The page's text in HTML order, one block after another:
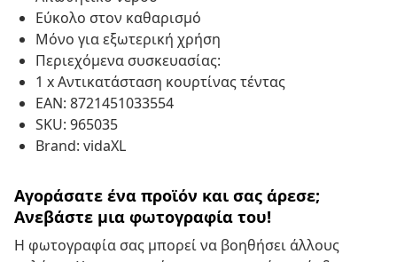
Εύκολο στον καθαρισμό
Μόνο για εξωτερική χρήση
Περιεχόμενα συσκευασίας:
1 x Αντικατάσταση κουρτίνας τέντας
EAN: 8721451033554
SKU: 965035
Brand: vidaXL
Αγοράσατε ένα προϊόν και σας άρεσε;
Ανεβάστε μια φωτογραφία του!
Η φωτογραφία σας μπορεί να βοηθήσει άλλους